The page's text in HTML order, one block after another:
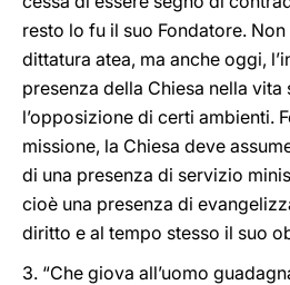
resto lo fu il suo Fondatore.
dittatura atea, ma anche oggi,
presenza della Chiesa nella vita
l’opposizione di certi ambienti.
missione, la Chiesa deve
di una presenza di servizio
cioè una presenza di
diritto e al tempo stesso il suo
3. “Che giova all’uomo